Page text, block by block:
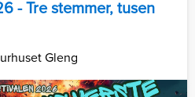
- Tre stemmer, tusen
Gleng